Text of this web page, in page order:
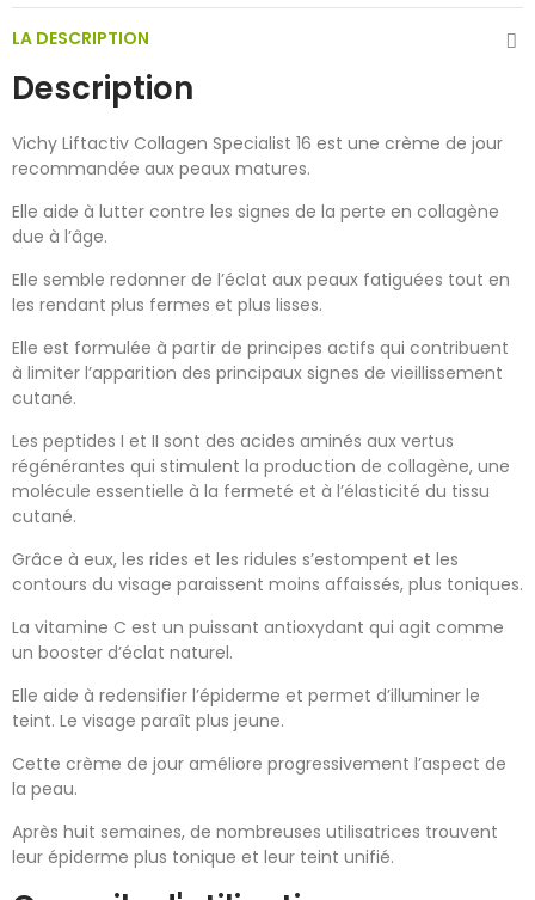
LA DESCRIPTION
Description
Vichy Liftactiv Collagen Specialist 16 est une crème de jour
recommandée aux peaux matures.
Elle aide à lutter contre les signes de la perte en collagène
due à l’âge.
Elle semble redonner de l’éclat aux peaux fatiguées tout en
les rendant plus fermes et plus lisses.
Elle est formulée à partir de principes actifs qui contribuent
à limiter l’apparition des principaux signes de vieillissement
cutané.
Les peptides I et II sont des acides aminés aux vertus
régénérantes qui stimulent la production de collagène, une
molécule essentielle à la fermeté et à l’élasticité du tissu
cutané.
Grâce à eux, les rides et les ridules s’estompent et les
contours du visage paraissent moins affaissés, plus toniques.
La vitamine C est un puissant antioxydant qui agit comme
un booster d’éclat naturel.
Elle aide à redensifier l’épiderme et permet d’illuminer le
teint. Le visage paraît plus jeune.
Cette crème de jour améliore progressivement l’aspect de
la peau.
Après huit semaines, de nombreuses utilisatrices trouvent
leur épiderme plus tonique et leur teint unifié.